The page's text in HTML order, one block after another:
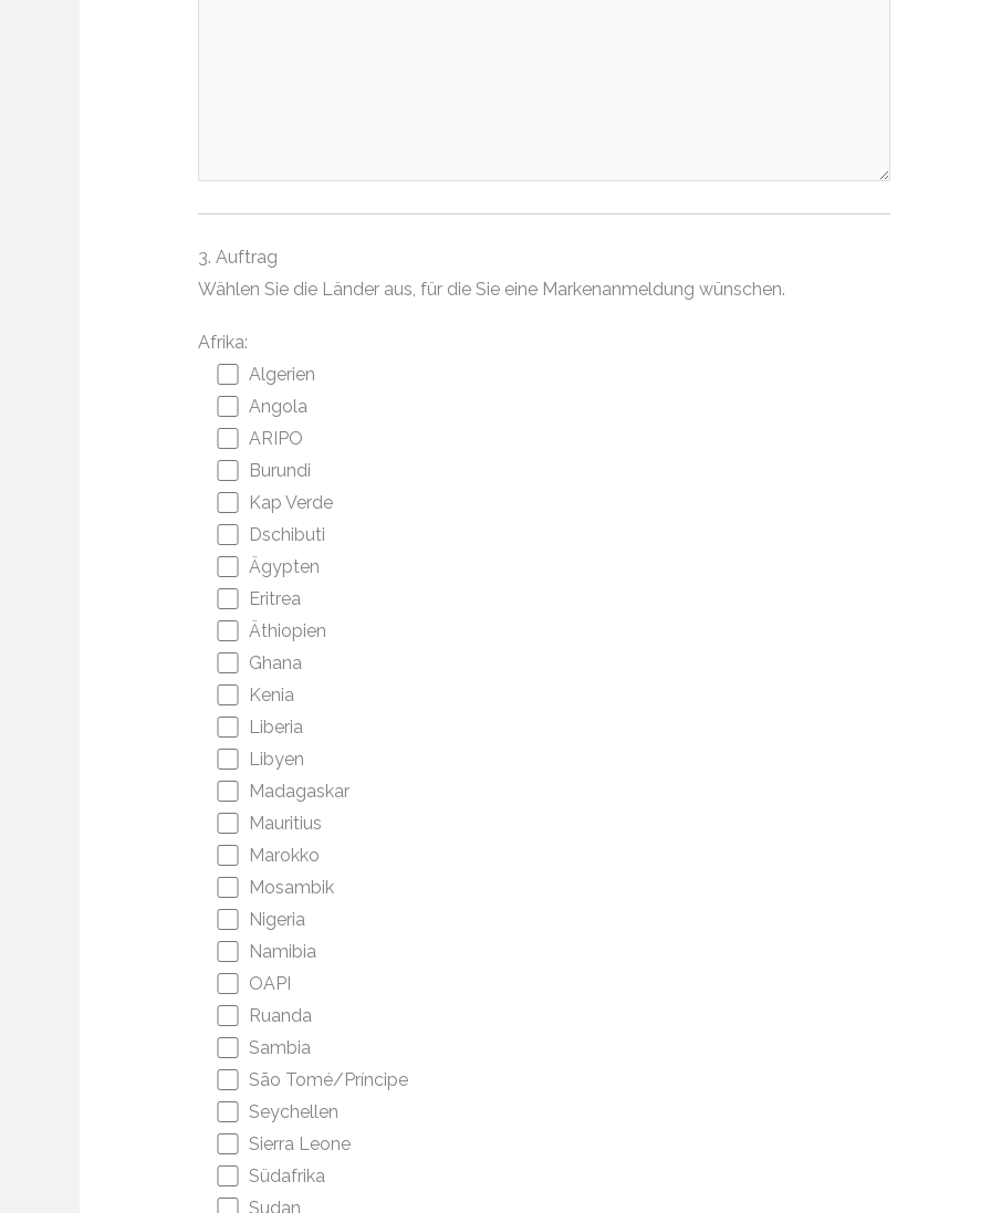
3. Auftrag
Wählen Sie die Länder aus, für die Sie eine Markenanmeldung wünschen.
Afrika:
Algerien
Angola
ARIPO
Burundi
Kap Verde
Dschibuti
Ägypten
Eritrea
Äthiopien
Ghana
Kenia
Liberia
Libyen
Madagaskar
Mauritius
Marokko
Mosambik
Nigeria
Namibia
OAPI
Ruanda
Sambia
São Tomé/Príncipe
Seychellen
Sierra Leone
Südafrika
Sudan